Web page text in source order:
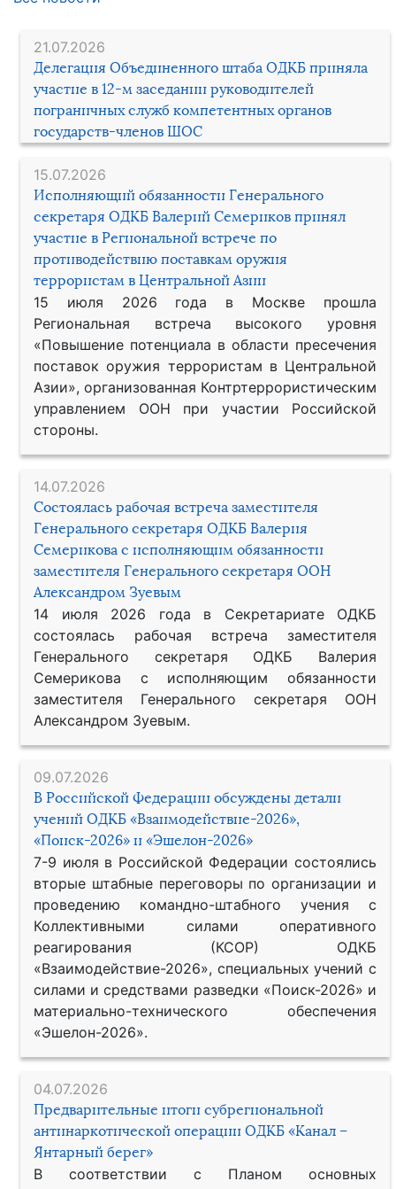
21.07.2026
Делегация Объединенного штаба ОДКБ приняла
участие в 12-м заседании руководителей
пограничных служб компетентных органов
государств-членов ШОС
15.07.2026
Исполняющий обязанности Генерального
секретаря ОДКБ Валерий Семериков принял
участие в Региональной встрече по
противодействию поставкам оружия
террористам в Центральной Азии
15 июля 2026 года в Москве прошла
Региональная встреча высокого уровня
«Повышение потенциала в области пресечения
поставок оружия террористам в Центральной
Азии», организованная Контртеррористическим
управлением ООН при участии Российской
стороны.
14.07.2026
Состоялась рабочая встреча заместителя
Генерального секретаря ОДКБ Валерия
Семерикова с исполняющим обязанности
заместителя Генерального секретаря ООН
Александром Зуевым
14 июля 2026 года в Секретариате ОДКБ
состоялась рабочая встреча заместителя
Генерального секретаря ОДКБ Валерия
Семерикова с исполняющим обязанности
заместителя Генерального секретаря ООН
Александром Зуевым.
09.07.2026
В Российской Федерации обсуждены детали
учений ОДКБ «Взаимодействие-2026»,
«Поиск-2026» и «Эшелон-2026»
7-9 июля в Российской Федерации состоялись
вторые штабные переговоры по организации и
проведению командно-штабного учения с
Коллективными силами оперативного
реагирования (КСОР) ОДКБ
«Взаимодействие-2026», специальных учений с
силами и средствами разведки «Поиск-2026» и
материально-технического обеспечения
«Эшелон-2026».
04.07.2026
Предварительные итоги субрегиональной
антинаркотической операции ОДКБ «Канал –
Янтарный берег»
В соответствии с Планом основных